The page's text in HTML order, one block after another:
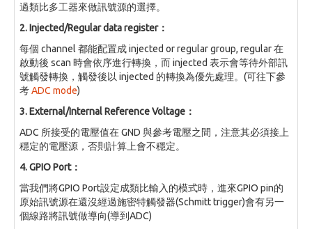
過類比多工器來做訊號源的選擇。
2. Injected/Regular data register：
每個 channel 都能配置成 injected or regular group, regular 在
啟動後 scan 時會依序進行轉換，而 injected 表示會等待外部訊
號觸發轉換，觸發後以 injected 的轉換為優先處理。(可往下參
考ADC mode)
3. External/Internal Reference Voltage：
ADC 所接受的電壓值在 GND 與參考電壓之間，注意其必須接上
穩定的電壓源，否則計算上會不穩定。
4. GPIO Port：
當我們將GPIO Port設定成類比輸入的模式時，進來GPIO pin的
原始訊號源在還沒經過施密特觸發器(Schmitt trigger)會有另一
個線路將訊號做導向(導到ADC)